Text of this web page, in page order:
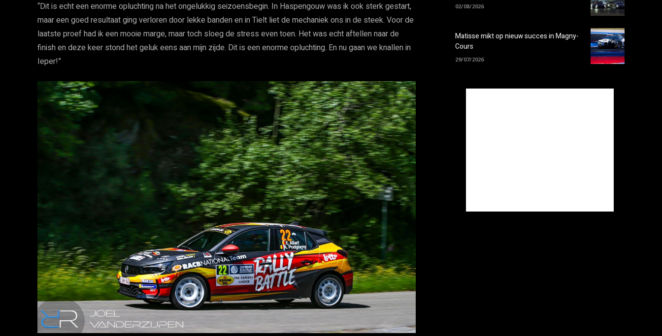
“Dit is echt een enorme opluchting na het ongelukkig seizoensbegin. In Haspengouw was ik ook sterk gestart,
maar een goed resultaat ging verloren door lekke banden en in Tielt liet de mechaniek ons in de steek. Voor de
laatste proef had ik een mooie marge, maar toch sloeg de stress even toen. Het was echt aftellen naar de
finish en deze keer stond het geluk eens aan mijn zijde. Dit is een enorme opluchting. En nu gaan we knallen in
Ieper!”
02/08/2026
Matisse mikt op nieuw succes in Magny-
Cours
29/07/2026